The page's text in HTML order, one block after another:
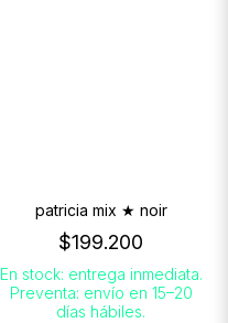
patricia mix ★ noir
$199.200
En stock: entrega inmediata.
Preventa: envío en 15–20
días hábiles.